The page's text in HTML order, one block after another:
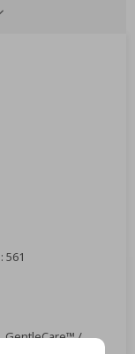
561
GentleCare™ /